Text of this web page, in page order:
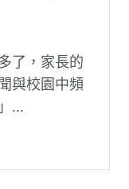
了，家長的
與校園中頻